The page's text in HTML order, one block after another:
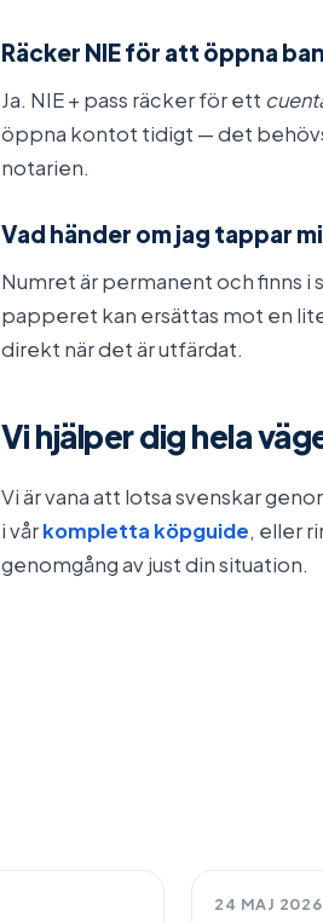
Räcker NIE för att öppna
Ja. NIE + pass räcker för ett
öppna kontot tidigt — det
notarien.
Vad händer om jag tappar
Numret är permanent och finns
papperet kan ersättas mot en
direkt när det är utfärdat.
Vi hjälper dig hela
Vi är vana att lotsa svenskar
i vårkompletta köpguide, eller
genomgång av just din situation.
Livsstil
24 MAJ 2026